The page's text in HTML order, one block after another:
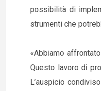
possibilità di
strumenti che
«Abbiamo
Questo lavoro di
L’auspicio